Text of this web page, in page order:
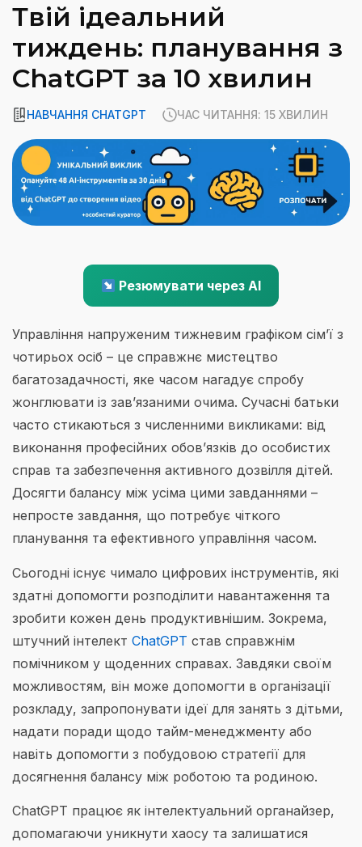
Твій ідеальний
тиждень: планування з
ChatGPT за 10 хвилин
НАВЧАННЯ CHATGPT ЧАС ЧИТАННЯ: 15 ХВИЛИН
Резюмувати через AI
Управління напруженим тижневим графіком сім’ї з
чотирьох осіб – це справжнє мистецтво
багатозадачності, яке часом нагадує спробу
жонглювати із зав’язаними очима. Сучасні батьки
часто стикаються з численними викликами: від
виконання професійних обов’язків до особистих
справ та забезпечення активного дозвілля дітей.
Досягти балансу між усіма цими завданнями –
непросте завдання, що потребує чіткого
планування та ефективного управління часом.
Сьогодні існує чимало цифрових інструментів, які
здатні допомогти розподілити навантаження та
зробити кожен день продуктивнішим. Зокрема,
штучний інтелект ChatGPT став справжнім
помічником у щоденних справах. Завдяки своїм
можливостям, він може допомогти в організації
розкладу, запропонувати ідеї для занять з дітьми,
надати поради щодо тайм-менеджменту або
навіть допомогти з побудовою стратегії для
досягнення балансу між роботою та родиною.
ChatGPT працює як інтелектуальний органайзер,
допомагаючи уникнути хаосу та залишатися